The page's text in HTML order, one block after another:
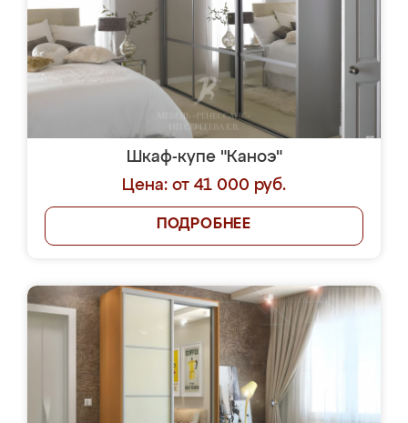
Шкаф-купе "Каноэ"
Цена: от 41 000 руб.
ПОДРОБНЕЕ